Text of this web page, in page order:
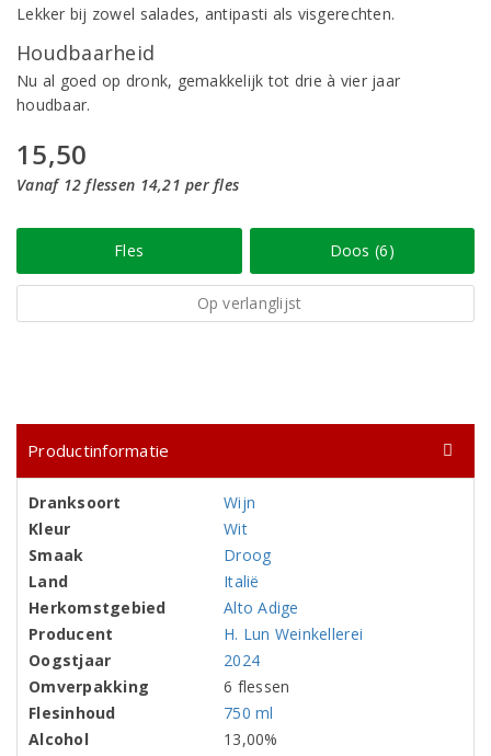
Lekker bij zowel salades, antipasti als visgerechten.
Houdbaarheid
Nu al goed op dronk, gemakkelijk tot drie à vier jaar
houdbaar.
15,50
Vanaf 12 flessen 14,21 per fles
Fles Doos (6)
Op verlanglijst
Productinformatie
Dranksoort
Wijn
Kleur
Wit
Smaak
Droog
Land
Italië
Herkomstgebied
Alto Adige
Producent
H. Lun Weinkellerei
Oogstjaar
2024
Omverpakking
6 flessen
Flesinhoud
750 ml
Alcohol
13,00%